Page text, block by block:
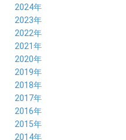
12月 (2)
11月 (2)
10月 (3)
09月 (3)
08月 (4)
07月 (4)
06月 (4)
05月 (4)
04月 (1)
03月 (3)
02月 (4)
01月 (4)
2024年
12月 (6)
11月 (5)
10月 (4)
09月 (6)
08月 (5)
07月 (5)
06月 (4)
05月 (3)
04月 (7)
03月 (5)
02月 (7)
2023年
12月 (5)
11月 (4)
10月 (5)
09月 (6)
08月 (7)
07月 (7)
06月 (7)
05月 (8)
04月 (8)
2022年
12月 (9)
11月 (5)
10月 (8)
09月 (7)
08月 (5)
07月 (9)
06月 (10)
05月 (9)
2021年
12月 (5)
11月 (5)
10月 (5)
09月 (5)
08月 (11)
07月 (4)
06月 (7)
2020年
12月 (7)
11月 (6)
10月 (8)
09月 (10)
08月 (10)
07月 (7)
2019年
12月 (8)
11月 (9)
10月 (9)
09月 (7)
08月 (8)
2018年
12月 (8)
11月 (8)
10月 (7)
09月 (10)
2017年
12月 (7)
11月 (8)
10月 (7)
2016年
12月 (9)
11月 (5)
2015年
12月 (9)
2014年